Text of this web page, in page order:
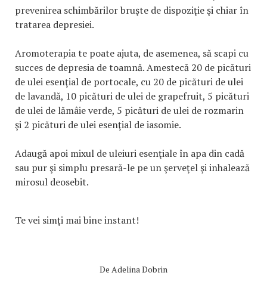
prevenirea schimbărilor bruşte de dispoziţie şi chiar în
tratarea depresiei.
Aromoterapia te poate ajuta, de asemenea, să scapi cu
succes de depresia de toamnă. Amestecă 20 de picături
de ulei esenţial de portocale, cu 20 de picături de ulei
de lavandă, 10 picături de ulei de grapefruit, 5 picături
de ulei de lămâie verde, 5 picături de ulei de rozmarin
şi 2 picături de ulei esenţial de iasomie.
Adaugă apoi mixul de uleiuri esenţiale în apa din cadă
sau pur şi simplu presară-le pe un şerveţel şi inhalează
mirosul deosebit.
Te vei simţi mai bine instant!
De Adelina Dobrin